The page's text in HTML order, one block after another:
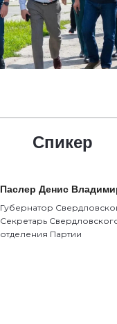
Спикер
Паслер Денис
Губернатор
Секретарь
отделения Партии